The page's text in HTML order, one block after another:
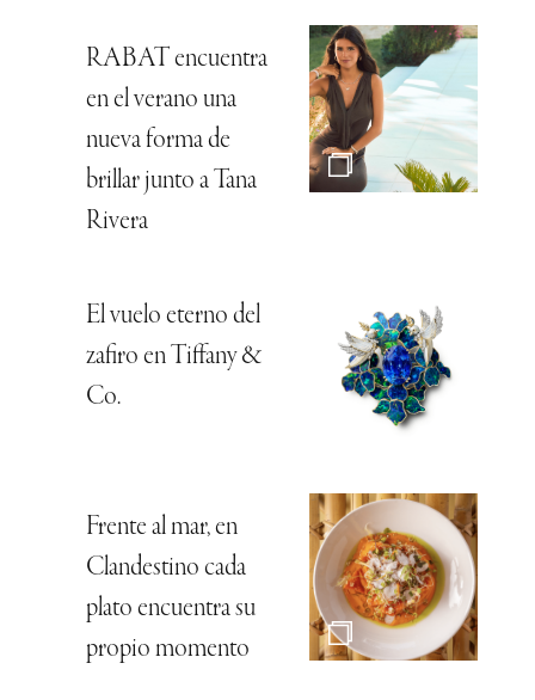
RABAT encuentra
en el verano una
nueva forma de
brillar junto a Tana
Rivera
El vuelo eterno del
zafiro en Tiffany &
Co.
Frente al mar, en
Clandestino cada
plato encuentra su
propio momento